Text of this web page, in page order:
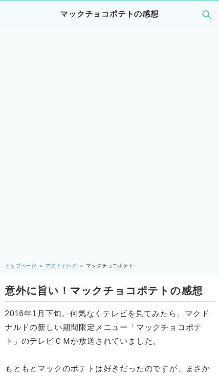
マックチョコポテトの感想
トップページ ＞マクドナルド ＞マックチョコポテト
意外に旨い！マックチョコポテトの感想
2016年1月下旬。何気なくテレビを見てみたら、マクド
ナルドの新しい期間限定メニュー「マックチョコポテ
ト」のテレビＣＭが放送されていました。
もともとマックのポテトは好きだったのですが、まさか